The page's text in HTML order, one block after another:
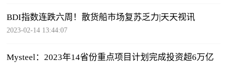
BDI指数连跌六周！散货船市场复苏乏力|天天视讯
2023-02-14 13:44:07
Mysteel：2023年14省份重点项目计划完成投资超6万亿